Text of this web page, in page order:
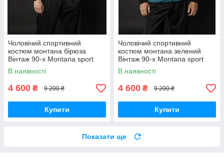
Чоловічий спортивний
костюм монтана бірюза
Вінтаж 90-х Montana sport
Туреччина Спортивні
костюми великі розміри
В наявності
4 600 ₴ 9 200 ₴
Купити
Чоловічий спортивний
костюм монтана зелений
Вінтаж 90-х Montana sport
Туреччина Спортивні
костюми великі розміри
В наявності
4 600 ₴ 9 200 ₴
Купити
Показати ще